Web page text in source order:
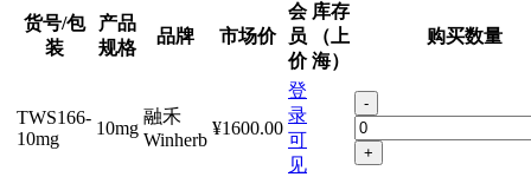
货号/包
装
产品
规格
品牌 市场价
会
员
价
库存
（上
海）
购买数量
TWS166-
10mg
10mg
融禾
Winherb
¥1600.00
登
录
可
见
-
+